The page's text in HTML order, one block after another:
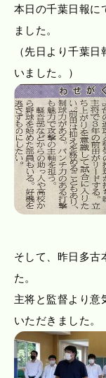
本日の千葉日報に
ました。
（先日より千葉
いました。）
そして、昨日多古
た。
主将と監督より意
いただきました。